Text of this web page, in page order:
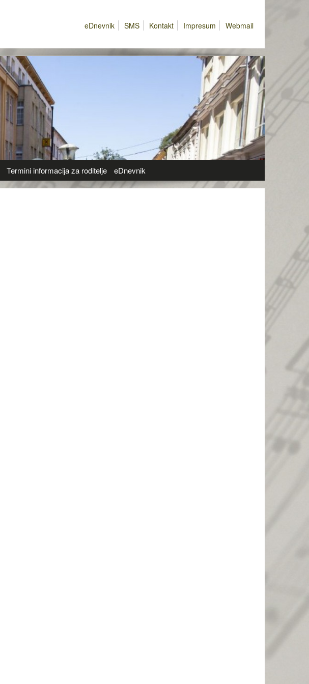
eDnevnik SMS Kontakt Impresum Webmail
Termini informacija za roditelje eDnevnik